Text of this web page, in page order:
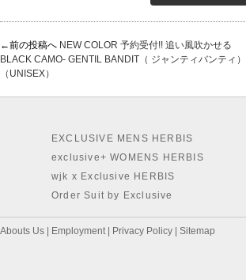
←前の投稿へ NEW COLOR 予約受付!! 追い風吹かせる
BLACK CAMO- GENTIL BANDIT（ ジャンティバンティ
（UNISEX）
EXCLUSIVE MENS HERBIS
exclusive+ WOMENS HERBIS
wjk x Exclusive HERBIS
Order Suit by Exclusive
Abouts Us Employment| Privacy Policy Sitemap